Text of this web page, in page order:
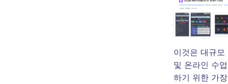
이것은 대규모
및 온라인 수
하기 위한 가